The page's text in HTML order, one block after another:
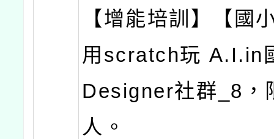
【增能培訓】【國
用scratch玩 A.I.in
Designer社群_8，
人。